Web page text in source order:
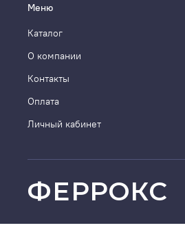
Меню
Каталог
О компании
Контакты
Оплата
Личный кабинет
ФЕРРОКС